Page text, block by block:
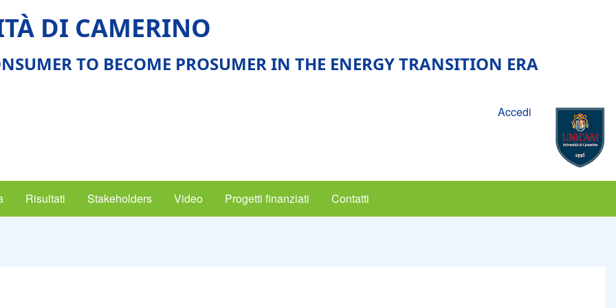
DI CAMERINO
TO BECOME PROSUMER IN THE ENERGY TRANSITION ERA
Accedi
Risultati Stakeholders Video Progetti finanziati Contatti